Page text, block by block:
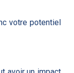
votre potentiel